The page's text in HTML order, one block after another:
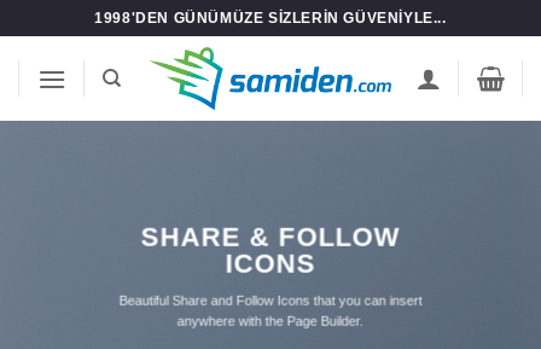
1998'DEN GÜNÜMÜZE SIZLERIN GÜVENIYLE...
SHARE & FOLLOW
ICONS
Beautiful Share and Follow Icons that you can insert
anywhere with the Page Builder.